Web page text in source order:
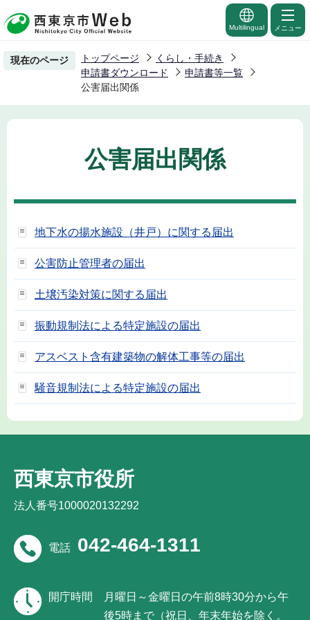
の
ー
の
先
Multilingual メニュー
現在のページ トップページ
くらし・手続き
申請書ダウンロード
申請書等一覧
公害届出関係
公害届出関係
地下水の揚水施設（井戸）に関する届出
公害防止管理者の届出
土壌汚染対策に関する届出
振動規制法による特定施設の届出
アスベスト含有建築物の解体工事等の届出
騒音規制法による特定施設の届出
西東京市役所
法人番号1000020132292
電話 042-464-1311
開庁時間
月曜日～金曜日の午前8時30分から午
後5時まで（祝日、年末年始を除く。